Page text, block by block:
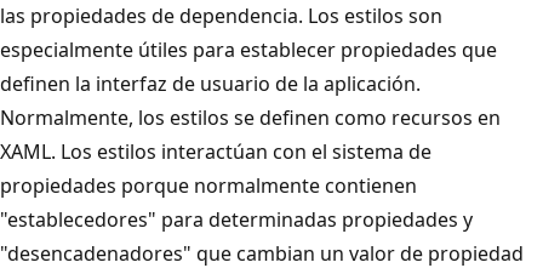
las propiedades de dependencia. Los estilos son
especialmente útiles para establecer propiedades que
definen la interfaz de usuario de la aplicación.
Normalmente, los estilos se definen como recursos en
XAML. Los estilos interactúan con el sistema de
propiedades porque normalmente contienen
"establecedores" para determinadas propiedades y
"desencadenadores" que cambian un valor de propiedad